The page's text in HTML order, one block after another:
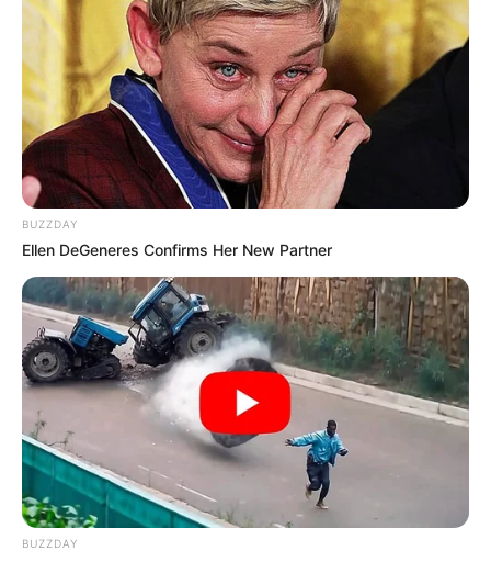
BUZZDAY
Ellen DeGeneres Confirms Her New Partner
BUZZDAY